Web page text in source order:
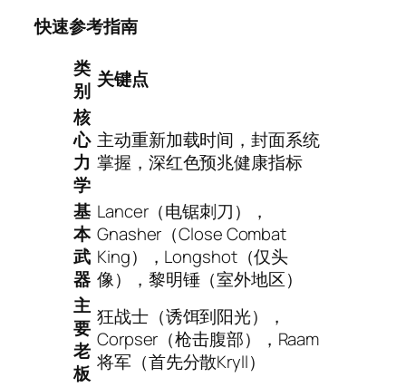
快速参考指南
类
别 关键点
核
心
力
学
主动重新加载时间，封面系统
掌握，深红色预兆健康指标
基
本
武
器
Lancer（电锯刺刀），
Gnasher（Close Combat
King），Longshot（仅头
像），黎明锤（室外地区）
主
要
老
板
狂战士（诱饵到阳光），
Corpser（枪击腹部），Raam
将军（首先分散Kryll）